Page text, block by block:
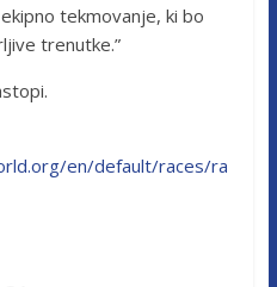
tekmovanje, ki bo
trenutke.”
en/default/races/ra